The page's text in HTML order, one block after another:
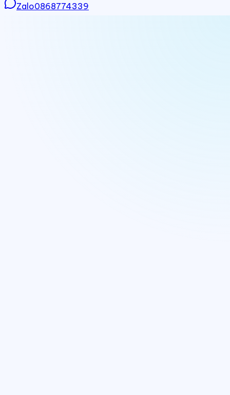
Zalo0868774339